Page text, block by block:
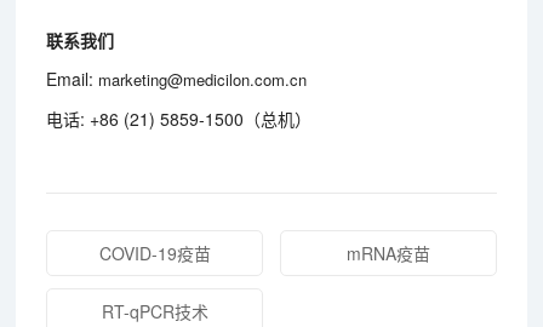
联系我们
Email: marketing@medicilon.com.cn
电话: +86 (21) 5859-1500（总机）
COVID-19疫苗 mRNA疫苗
RT-qPCR技术